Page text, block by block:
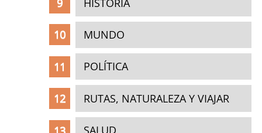
MUNDO
POLÍTICA
RUTAS, NATURALEZA Y VIAJAR
SALUD